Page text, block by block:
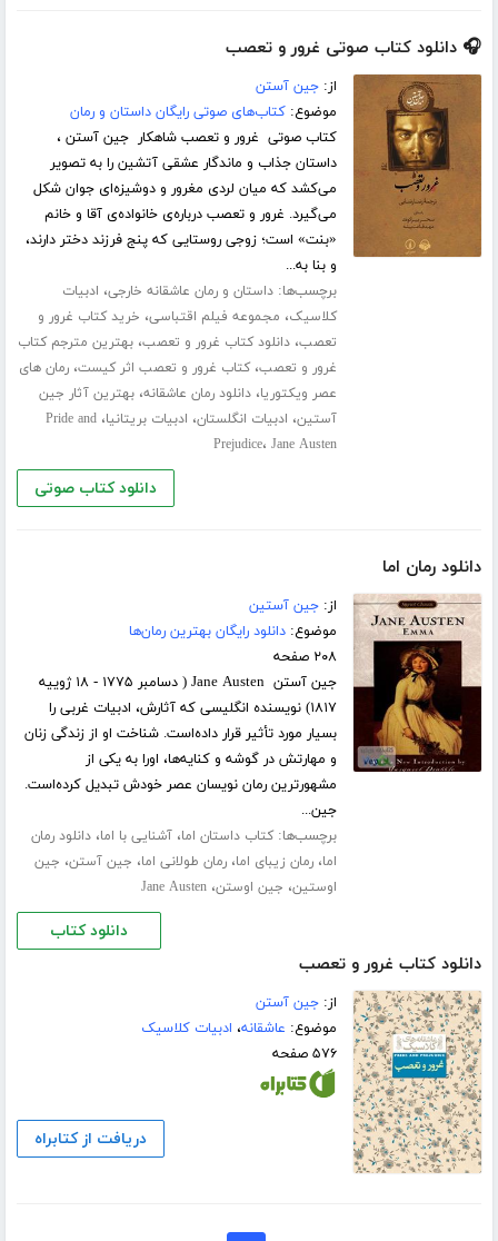
🎧 دانلود کتاب صوتی غرور و تعصب
از:جین آستن
موضوع:کتاب‌های صوتی رایگان داستان و رمان
کتاب صوتی غرور و تعصب شاهکار جین آستن ،
داستان جذاب و ماندگار عشقی آتشین را به تصویر
می‌کشد که میان لردی مغرور و دوشیزه‌ای جوان شکل
می‌گیرد. غرور و تعصب درباره‌ی خانواده‌ی آقا و خانم
«بنت» است؛ زوجی روستایی که پنج فرزند دختر دارند،
و بنا به...
برچسب‌ها:داستان و رمان عاشقانه خارجی، ادبیات
کلاسیک، مجموعه فیلم اقتباسی، خرید کتاب غرور و
تعصب،دانلود کتاب غرور و تعصب،بهترین مترجم کتاب
غرور و تعصب،کتاب غرور و تعصب اثر کیست،رمان های
عصر ویکتوریا،دانلود رمان عاشقانه،بهترین آثار جین
آستین، ادبیات انگلستان، ادبیات بریتانیا،Pride and
Prejudice، Jane Austen
دانلود کتاب صوتی
دانلود رمان اما
از:جین آستین
موضوع:دانلود رایگان بهترین رمان‌ها
۲۰۸ صفحه
جین آستن Jane Austen ( دسامبر ۱۷۷۵ - ۱۸ ژوییه
۱۸۱۷) نویسنده انگلیسی که آثارش، ادبیات غربی را
بسیار مورد تأثیر قرار داده‌است. شناخت او از زندگی زنان
و مهارتش در گوشه و کنایه‌ها، اورا به یکی از
مشهورترین رمان‌ نویسان عصر خودش تبدیل کرده‌است.
جین...
برچسب‌ها:کتاب داستان اما،آشنایی با اما،دانلود رمان
اما،رمان زیبای اما،رمان طولانی اما، جین آستن، جین
اوستین، جین اوستن،Jane Austen
دانلود کتاب
دانلود کتاب غرور و تعصب
از:جین آستن
موضوع: عاشقانه، ادبیات کلاسیک
۵۷۶ صفحه
دریافت از کتابراه